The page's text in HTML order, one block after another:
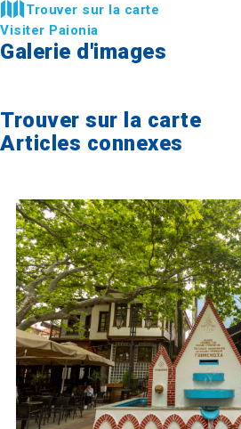
Trouver sur la carte
Visiter Paionia
Galerie d'images
Trouver sur la carte
Articles connexes